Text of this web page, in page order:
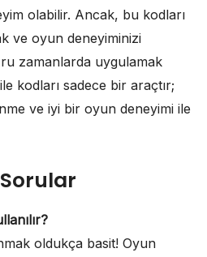
olabilir. Ancak, bu kodları
ve oyun deneyiminizi
zamanlarda uygulamak
kodları sadece bir araçtır;
ve iyi bir oyun deneyimi ile
oldukça basit! Oyun